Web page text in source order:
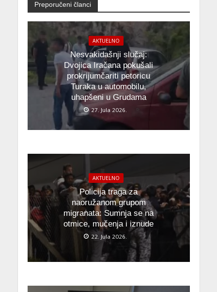
Preporučeni članci
AKTUELNO
Nesvakidašnji slučaj:
Dvojica Iračana pokušali
prokrijumčariti petoricu
Turaka u automobilu,
uhapšeni u Grudama
27. Jula 2026.
AKTUELNO
Policija traga za
naoružanom grupom
migranata: Sumnja se na
otmice, mučenja i iznude
22. Jula 2026.